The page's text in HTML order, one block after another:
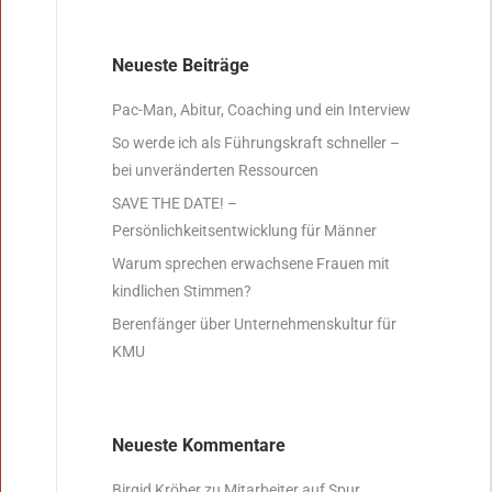
Neueste Beiträge
Pac-Man, Abitur, Coaching und ein Interview
So werde ich als Führungskraft schneller –
bei unveränderten Ressourcen
SAVE THE DATE! –
Persönlichkeitsentwicklung für Männer
Warum sprechen erwachsene Frauen mit
kindlichen Stimmen?
Berenfänger über Unternehmenskultur für
KMU
Neueste Kommentare